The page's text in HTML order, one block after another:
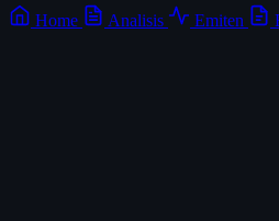
Home Analisis Emiten